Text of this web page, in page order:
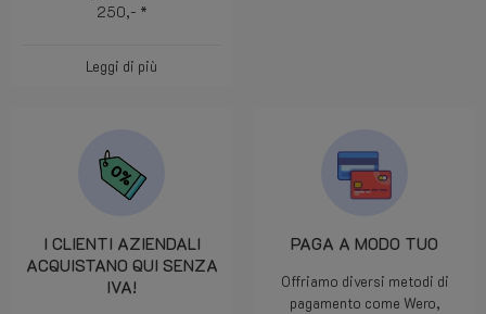
250,- *
Leggi di più
I CLIENTI AZIENDALI
ACQUISTANO QUI SENZA
IVA!
PAGA A MODO TUO
Offriamo diversi metodi di
pagamento come Wero,